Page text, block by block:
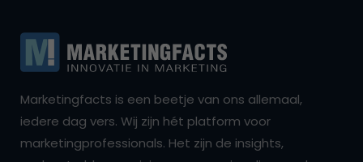
Marketingfacts is een beetje van ons allemaal,
iedere dag vers. Wij zijn hét platform voor
marketingprofessionals. Het zijn de insights,